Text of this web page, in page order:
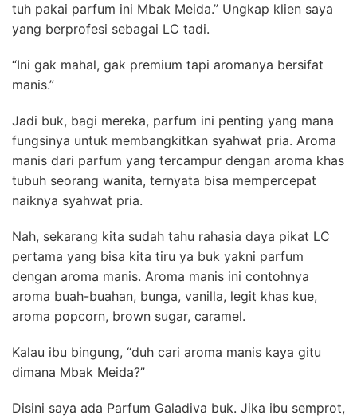
tuh pakai parfum ini Mbak Meida.” Ungkap klien saya
yang berprofesi sebagai LC tadi.
“Ini gak mahal, gak premium tapi aromanya bersifat
manis.”
Jadi buk, bagi mereka, parfum ini penting yang mana
fungsinya untuk membangkitkan syahwat pria. Aroma
manis dari parfum yang tercampur dengan aroma khas
tubuh seorang wanita, ternyata bisa mempercepat
naiknya syahwat pria.
Nah, sekarang kita sudah tahu rahasia daya pikat LC
pertama yang bisa kita tiru ya buk yakni parfum
dengan aroma manis. Aroma manis ini contohnya
aroma buah-buahan, bunga, vanilla, legit khas kue,
aroma popcorn, brown sugar, caramel.
Kalau ibu bingung, “duh cari aroma manis kaya gitu
dimana Mbak Meida?”
Disini saya ada Parfum Galadiva buk. Jika ibu semprot,